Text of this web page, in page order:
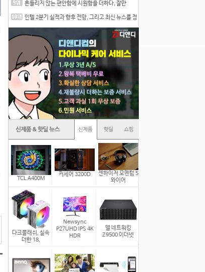
흔들리지 않는 편안함에 시원함을 더하다, 잘만
인텔 2분기 실적과 향후 전망, 그리고 최신 뉴스를 정
TCL A400M
커세어 3200D
젠하이저 모멘텀 5
와이어
다크플래쉬, 실속
더한 18,
Newsync
P27UHD IPS 4K
HDR
델 네트워킹
Z9500 이더넷